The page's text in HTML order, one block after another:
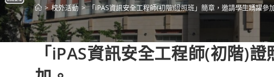
> 校外活動 > 「iPAS資訊安全工程師(初階)證照班」簡章，邀請學生踴躍參
「iPAS資訊安全工程師(初階)